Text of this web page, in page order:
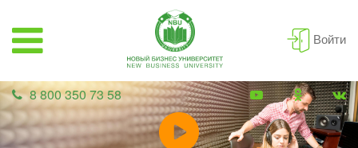
Войти
8 800 350 73 58